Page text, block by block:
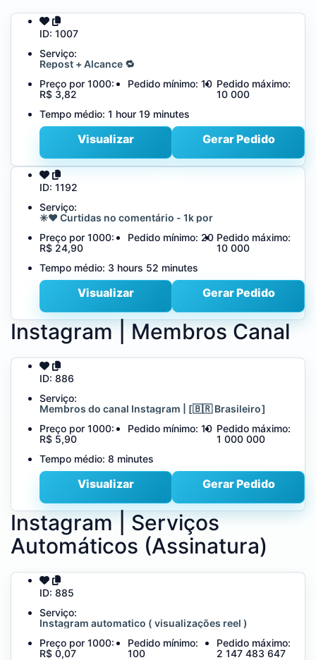
ID: 1007
Serviço:
Repost + Alcance 🔁
Preço por 1000:
R$ 3,82
Pedido mínimo: 10 Pedido máximo:
10 000
Tempo médio: 1 hour 19 minutes
Visualizar Gerar Pedido
ID: 1192
Serviço:
✳️❤️ Curtidas no comentário - 1k por
Preço por 1000:
R$ 24,90
Pedido mínimo: 20 Pedido máximo:
10 000
Tempo médio: 3 hours 52 minutes
Visualizar Gerar Pedido
Instagram | Membros Canal
ID: 886
Serviço:
Membros do canal Instagram | [🇧🇷 Brasileiro ]
Preço por 1000:
R$ 5,90
Pedido mínimo: 10 Pedido máximo:
1 000 000
Tempo médio: 8 minutes
Visualizar Gerar Pedido
Instagram | Serviços
Automáticos (Assinatura)
ID: 885
Serviço:
Instagram automatico ( visualizações reel )
Preço por 1000:
R$ 0,07
Pedido mínimo:
100
Pedido máximo:
2 147 483 647